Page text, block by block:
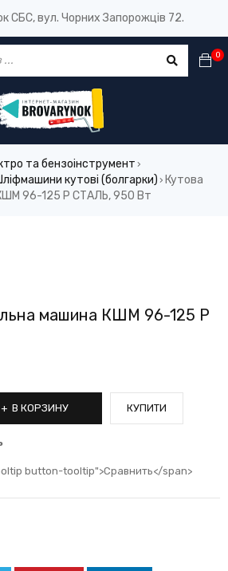
СБС, вул. Чорних Запорожців 72.
0
та бензоінструмент ›
кутові (болгарки) › Кутова
96-125 Р СТАЛЬ, 950 Вт
машина КШМ 96-125 Р
В КОРЗИНУ КУПИТИ
button-tooltip">Сравнить</span>